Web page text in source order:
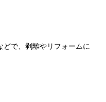
で、剥離やリフォームに